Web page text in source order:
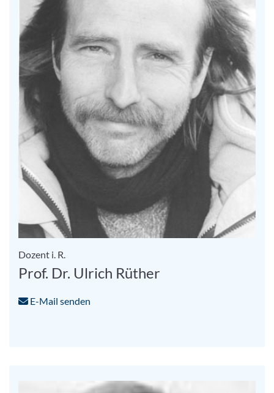
Dozent i. R.
Prof. Dr. Ulrich Rüther
E-Mail senden